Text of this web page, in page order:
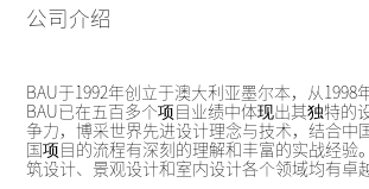
公司介绍
BAU于1992年创立于澳大利亚墨尔本，从1998
BAU已在五百多个项目业绩中体现出其独特的
争力，博采世界先进设计理念与技术，结合中
国项目的流程有深刻的理解和丰富的实战经验
筑设计、景观设计和室内设计各个领域均有卓